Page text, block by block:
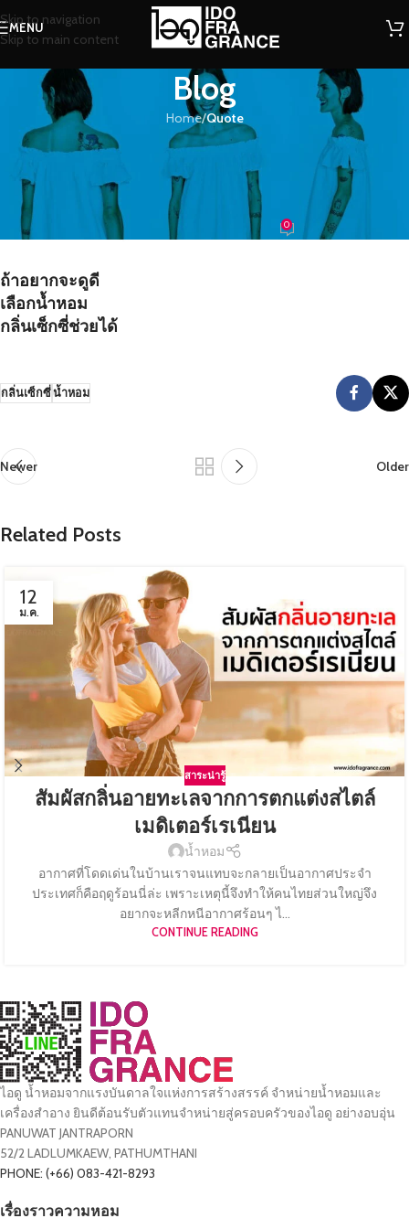
Skip to navigation
Skip to main content
MENU
Blog
Home/Quote
QUOTE
ถ้าอยากจะดูดี เลือกน้ำหอม กลิ่นเซ็กซี่
ช่วยได้
น้องน้ำหอม On 17/08/2016 0
ถ้าอยากจะดูดี
เลือกน้ำหอม
กลิ่นเซ็กซี่ช่วยได้
กลิ่นเซ็กซี่น้ำหอม
Newer Older
Related Posts
12
ม.ค.
สาระน่ารู้
สัมผัสกลิ่นอายทะเลจากการตกแต่งสไตล์
เมดิเตอร์เรเนียน
น้ำหอม
อากาศที่โดดเด่นในบ้านเราจนแทบจะกลายเป็นอากาศประจำ
ประเทศก็คือฤดูร้อนนี่ล่ะ เพราะเหตุนี้จึงทำให้คนไทยส่วนใหญ่จึง
อยากจะหลีกหนีอากาศร้อนๆ ไ...
CONTINUE READING
ไอดู น้ำหอมจากแรงบันดาลใจแห่งการสร้างสรรค์ จำหน่ายน้ำหอมและ
เครื่องสำอาง ยินดีต้อนรับตัวแทนจำหน่ายสู่ครอบครัวของไอดู อย่างอบอุ่น
PANUWAT JANTRAPORN
52/2 LADLUMKAEW, PATHUMTHANI
PHONE: (+66) 083-421-8293
เรื่องราวความหอม